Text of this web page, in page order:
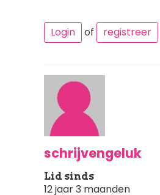
Login of registreer
schrijvengeluk
Lid sinds
12 jaar 3 maanden